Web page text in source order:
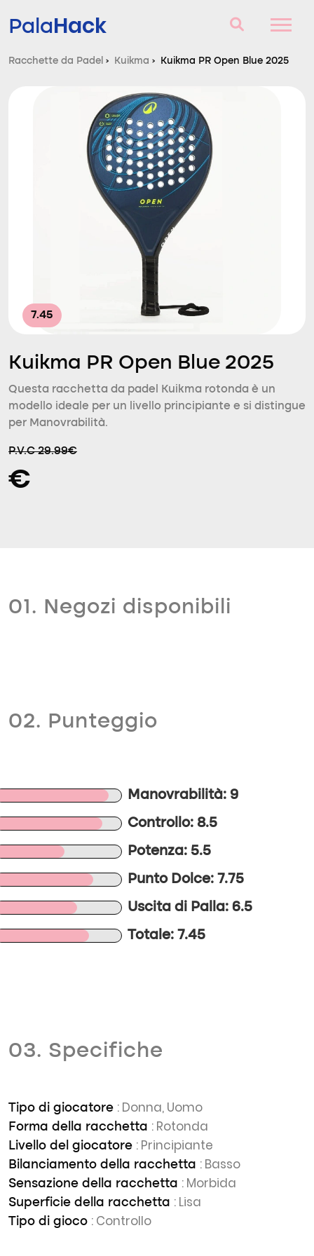
PalaHack
Domande e risposte
Comparatore
Racchette da Padel › Kuikma › Kuikma PR Open Blue 2025
7.45
Kuikma PR Open Blue 2025
Questa racchetta da padel Kuikma rotonda è un
modello ideale per un livello principiante e si distingue
per Manovrabilità.
P.V.C 29.99€
€
01. Negozi disponibili
02. Punteggio
Manovrabilità: 9
Controllo: 8.5
Potenza: 5.5
Punto Dolce: 7.75
Uscita di Palla: 6.5
Totale: 7.45
03. Specifiche
Tipo di giocatore : Donna, Uomo
Forma della racchetta : Rotonda
Livello del giocatore : Principiante
Bilanciamento della racchetta : Basso
Sensazione della racchetta : Morbida
Superficie della racchetta : Lisa
Tipo di gioco : Controllo